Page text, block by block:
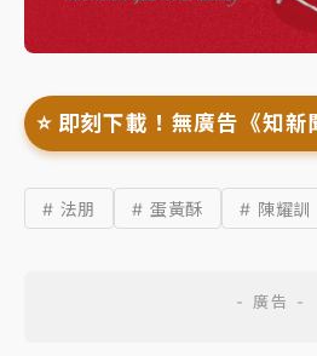
⭐️ 即刻下載！無廣告《知
# 法朋 # 蛋黃酥 # 陳耀訓